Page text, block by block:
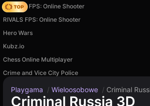
Hazmob FPS: Online Shooter
RIVALS FPS: Online Shooter
Hero Wars
Kubz.io
Chess Online Multiplayer
Crime and Vice City Police
Playgama / Wieloosobowe / Criminal
Criminal Russia 3D